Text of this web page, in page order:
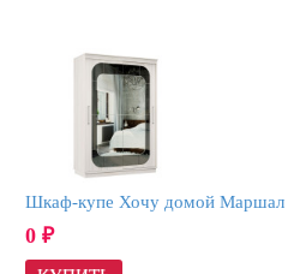
Шкаф-купе Хочу домой Маршал
0 ₽